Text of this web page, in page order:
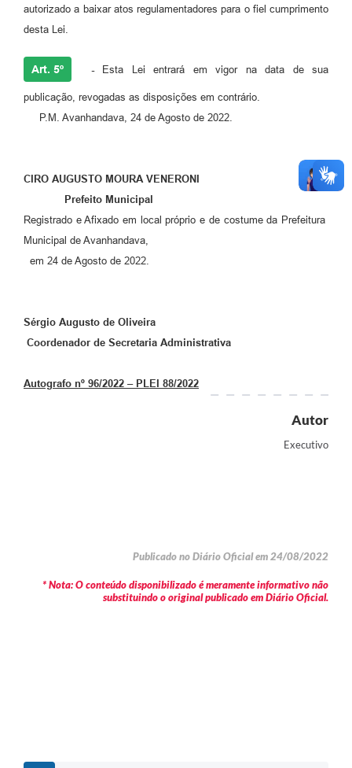
autorizado a baixar atos regulamentadores para o fiel cumprimento
desta Lei.
Art. 5º - Esta Lei entrará em vigor na data de sua
publicação, revogadas as disposições em contrário.
P.M. Avanhandava, 24 de Agosto de 2022.
CIRO AUGUSTO MOURA VENERONI
Prefeito Municipal
Registrado e Afixado em local próprio e de costume da Prefeitura
Municipal de Avanhandava,
em 24 de Agosto de 2022.
Sérgio Augusto de Oliveira
Coordenador de Secretaria Administrativa
Autografo nº 96/2022 – PLEI 88/2022
Autor
Executivo
Publicado no Diário Oficial em 24/08/2022
* Nota: O conteúdo disponibilizado é meramente informativo não
substituindo o original publicado em Diário Oficial.